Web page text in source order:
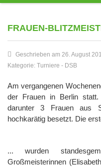
FRAUEN-
Geschrieben am 26. August
Kategorie: Turniere - DSB
Am vergangenen
der Frauen in Berlin
darunter 3 Frauen aus
hochkarätig besetzt. Die
... wurden
Großmeisterinnen